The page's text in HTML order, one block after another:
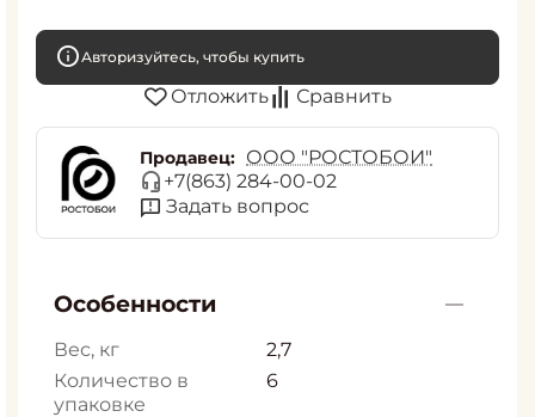
Авторизуйтесь, чтобы купить
Отложить Сравнить
Продавец: ООО "РОСТОБОИ"
+7(863) 284-00-02
Задать вопрос
Особенности
Вес, кг
2,7
Количество в
упаковке
6